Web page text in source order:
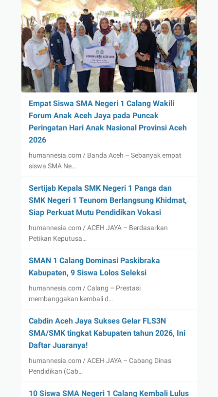
Empat Siswa SMA Negeri 1 Calang Wakili
Forum Anak Aceh Jaya pada Puncak
Peringatan Hari Anak Nasional Provinsi Aceh
2026
humannesia.com / Banda Aceh – Sebanyak empat
siswa SMA Ne…
Sertijab Kepala SMK Negeri 1 Panga dan
SMK Negeri 1 Teunom Berlangsung Khidmat,
Siap Perkuat Mutu Pendidikan Vokasi
humannesia.com / ACEH JAYA – Berdasarkan
Petikan Keputusa…
SMAN 1 Calang Dominasi Paskibraka
Kabupaten, 9 Siswa Lolos Seleksi
humannesia.com / Calang – Prestasi
membanggakan kembali d…
Cabdin Aceh Jaya Sukses Gelar FLS3N
SMA/SMK tingkat Kabupaten tahun 2026, Ini
Daftar Juaranya!
humannesia.com / ACEH JAYA – Cabang Dinas
Pendidikan (Cab…
10 Siswa SMA Negeri 1 Calang Kembali Lulus